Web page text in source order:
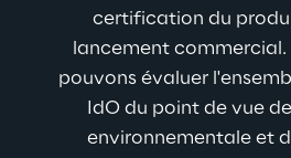
certification du
lancement commercial.
pouvons évaluer
IdO du point de vue
environnementale et